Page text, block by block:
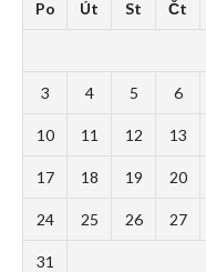
Po Út St Čt
3 4 5 6
10 11 12 13
17 18 19 20
24 25 26 27
31